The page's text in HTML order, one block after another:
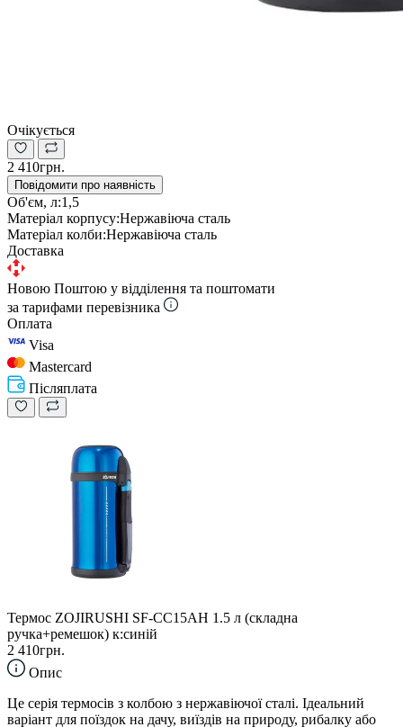
Очікується
2 410грн.
Повідомити про наявність
Об'єм, л:1,5
Матеріал корпусу:Нержавіюча сталь
Матеріал колби:Нержавіюча сталь
Доставка
Новою Поштою у відділення та поштомати
за тарифами перевізника
Оплата
Visa
Mastercard
Післяплата
Термос ZOJIRUSHI SF-CС15AН 1.5 л (складна
ручка+ремешок) к:синій
2 410грн.
Опис
Це серія термосів з колбою з нержавіючої сталі. Ідеальний
варіант для поїздок на дачу, виїздів на природу, рибалку або